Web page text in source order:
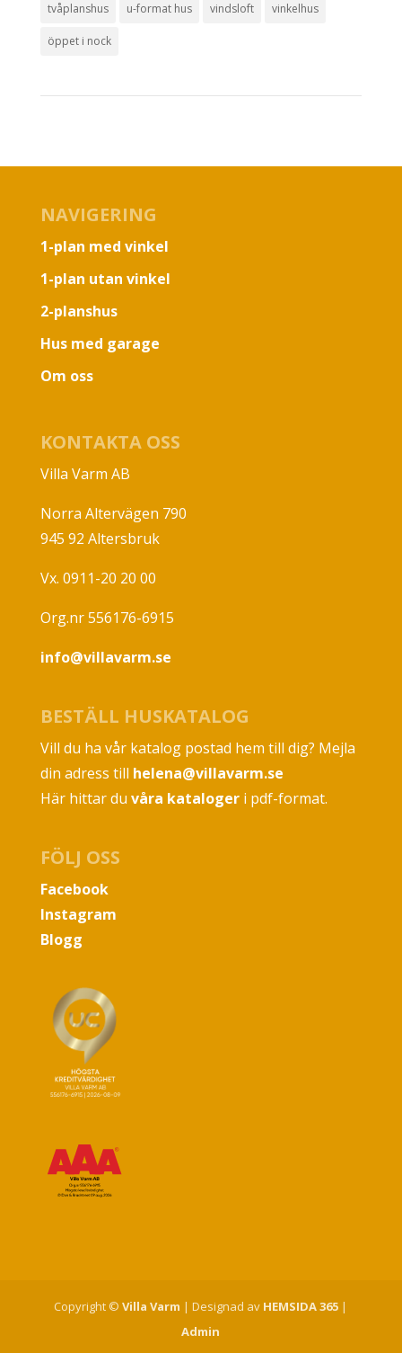
tvåplanshus u-format hus vindsloft vinkelhus
öppet i nock
NAVIGERING
1-plan med vinkel
1-plan utan vinkel
2-planshus
Hus med garage
Om oss
KONTAKTA OSS
Villa Varm AB
Norra Altervägen 790
945 92 Altersbruk
Vx. 0911-20 20 00
Org.nr 556176-6915
info@villavarm.se
BESTÄLL HUSKATALOG
Vill du ha vår katalog postad hem till dig? Mejla
din adress till helena@villavarm.se
Här hittar du våra katalogeri pdf-format.
FÖLJ OSS
Facebook
Instagram
Blogg
Copyright ©Villa Varm | Designad av HEMSIDA 365 |
Admin